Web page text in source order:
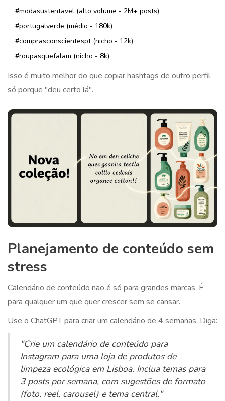
#modasustentavel (alto volume - 2M+ posts)
#portugalverde (médio - 180k)
#comprasconscientespt (nicho - 12k)
#roupasquefalam (nicho - 8k)
Isso é muito melhor do que copiar hashtags de outro perfil
só porque "deu certo lá".
Planejamento de conteúdo sem
stress
Calendário de conteúdo não é só para grandes marcas. É
para qualquer um que quer crescer sem se cansar.
Use o ChatGPT para criar um calendário de 4 semanas. Diga:
"Crie um calendário de conteúdo para
Instagram para uma loja de produtos de
limpeza ecológica em Lisboa. Inclua temas para
3 posts por semana, com sugestões de formato
(foto, reel, carousel) e tema central."